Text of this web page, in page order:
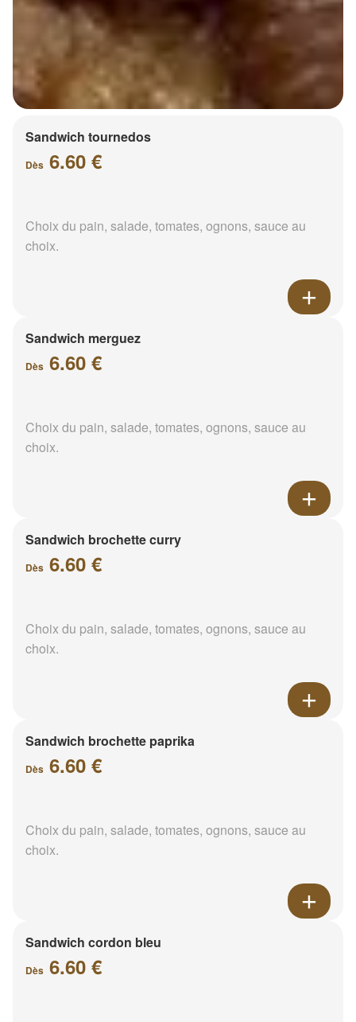
Sandwich tournedos
Dès 6.60 €
Choix du pain, salade, tomates, ognons, sauce au
choix.
Sandwich merguez
Dès 6.60 €
Choix du pain, salade, tomates, ognons, sauce au
choix.
Sandwich brochette curry
Dès 6.60 €
Choix du pain, salade, tomates, ognons, sauce au
choix.
Sandwich brochette paprika
Dès 6.60 €
Choix du pain, salade, tomates, ognons, sauce au
choix.
Sandwich cordon bleu
Dès 6.60 €